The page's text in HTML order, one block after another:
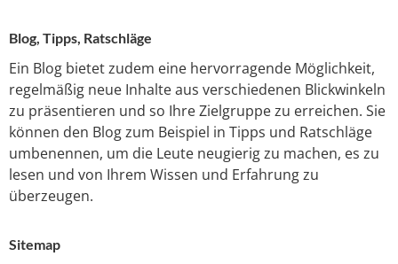
Blog, Tipps, Ratschläge
Ein Blog bietet zudem eine hervorragende Möglichkeit,
regelmäßig neue Inhalte aus verschiedenen Blickwinkeln
zu präsentieren und so Ihre Zielgruppe zu erreichen. Sie
können den Blog zum Beispiel in Tipps und Ratschläge
umbenennen, um die Leute neugierig zu machen, es zu
lesen und von Ihrem Wissen und Erfahrung zu
überzeugen.
Sitemap